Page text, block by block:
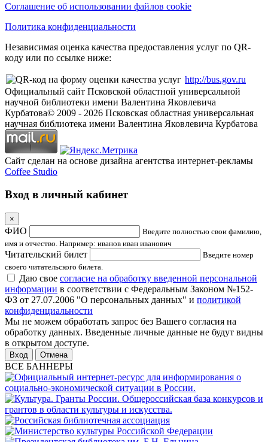
Соглашение об использовании файлов cookie
Политика конфиденциальности
Независимая оценка качества предоставления услуг по QR-
коду или по ссылке ниже:
http://bus.gov.ru
Официальный сайт Псковской областной универсальной
научной библиотеки имени Валентина Яковлевича
Курбатова© 2009 - 2026 Псковская областная универсальная
научная библиотека имени Валентина Яковлевича Курбатова
Сайт сделан на основе дизайна агентства интернет-рекламы
Coffee Studio
Вход в личный кабинет
×
ФИО
Введите полностью свои фамилию,
имя и отчество. Например: иванов иван иванович
Читательский билет
Введите номер
своего читательского билета.
Даю свое согласие на обработку введенной персональной
информации в соответствии с Федеральным Законом №152-
ФЗ от 27.07.2006 "О персональных данных" и политикой
конфиденциальности
Мы не можем обработать запрос без Вашего согласия на
обработку данных. Введенные личные данные не будут видны
в открытом доступе.
Отмена
ВСЕ БАННЕРЫ